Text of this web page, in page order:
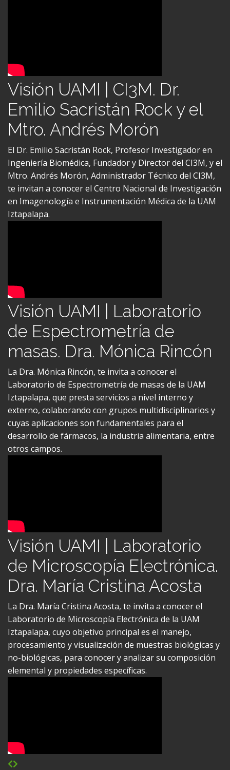
Visión UAMI | CI3M. Dr.
Emilio Sacristán Rock y el
Mtro. Andrés Morón
El Dr. Emilio Sacristán Rock, Profesor Investigador en
Ingeniería Biomédica, Fundador y Director del CI3M, y el
Mtro. Andrés Morón, Administrador Técnico del CI3M,
te invitan a conocer el Centro Nacional de Investigación
en Imagenología e Instrumentación Médica de la UAM
Iztapalapa.
Visión UAMI | Laboratorio
de Espectrometría de
masas. Dra. Mónica Rincón
La Dra. Mónica Rincón, te invita a conocer el
Laboratorio de Espectrometría de masas de la UAM
Iztapalapa, que presta servicios a nivel interno y
externo, colaborando con grupos multidisciplinarios y
cuyas aplicaciones son fundamentales para el
desarrollo de fármacos, la industria alimentaria, entre
otros campos.
Visión UAMI | Laboratorio
de Microscopía Electrónica.
Dra. María Cristina Acosta
La Dra. María Cristina Acosta, te invita a conocer el
Laboratorio de Microscopía Electrónica de la UAM
Iztapalapa, cuyo objetivo principal es el manejo,
procesamiento y visualización de muestras biológicas y
no-biológicas, para conocer y analizar su composición
elemental y propiedades específicas.